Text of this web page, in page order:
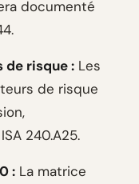
documenté
de risque : Les
de risque
240.A25.
: La matrice